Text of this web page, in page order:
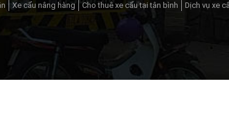
Xe cẩu nâng hàng Cho thuê xe cẩu tại tân bình
Dịch vụ xe